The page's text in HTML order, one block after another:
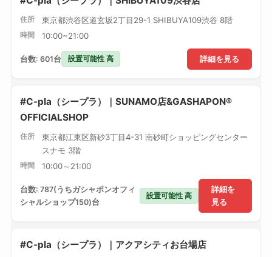
住所 東京都渋谷区道玄坂2丁目29-1 SHIBUYA109渋谷 8階
時間 10:00~21:00
詳細を見る
台数: 601台 設置可能性 高
#C-pla（シープラ）｜SUNAMO店&GASHAPON®
OFFICIALSHOP
住所
東京都江東区新砂3丁目4-31 南砂町ショッピングセンター
スナモ 3階
時間 10:00～21:00
詳細を
見る
台数: 787(うちガシャポンオフィ
シャルショップ150)台
設置可能性 高
#C-pla（シープラ）｜アクアシティお台場店